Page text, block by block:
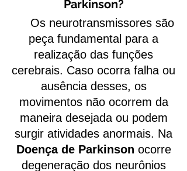
Parkinson?
Os neurotransmissores são
peça fundamental para a
realização das funções
cerebrais. Caso ocorra falha ou
ausência desses, os
movimentos não ocorrem da
maneira desejada ou podem
surgir atividades anormais. Na
Doença de Parkinson ocorre
degeneração dos neurônios